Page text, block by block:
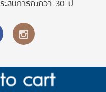
ะสบการณ์กว่า 30 ปี
| Start|View